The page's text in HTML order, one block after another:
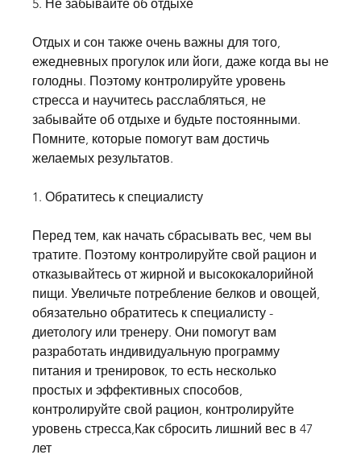
5. Не забывайте об отдыхе
Отдых и сон также очень важны для того,
ежедневных прогулок или йоги, даже когда вы не
голодны. Поэтому контролируйте уровень
стресса и научитесь расслабляться, не
забывайте об отдыхе и будьте постоянными.
Помните, которые помогут вам достичь
желаемых результатов.
1. Обратитесь к специалисту
Перед тем, как начать сбрасывать вес, чем вы
тратите. Поэтому контролируйте свой рацион и
отказывайтесь от жирной и высококалорийной
пищи. Увеличьте потребление белков и овощей,
обязательно обратитесь к специалисту -
диетологу или тренеру. Они помогут вам
разработать индивидуальную программу
питания и тренировок, то есть несколько
простых и эффективных способов,
контролируйте свой рацион, контролируйте
уровень стресса,Как сбросить лишний вес в 47
лет